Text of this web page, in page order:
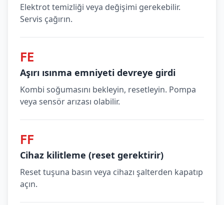
Elektrot temizliği veya değişimi gerekebilir.
Servis çağırın.
FE
Aşırı ısınma emniyeti devreye girdi
Kombi soğumasını bekleyin, resetleyin. Pompa
veya sensör arızası olabilir.
FF
Cihaz kilitleme (reset gerektirir)
Reset tuşuna basın veya cihazı şalterden kapatıp
açın.